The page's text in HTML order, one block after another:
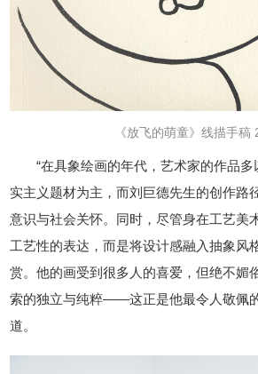
《放飞的萌童》线描手稿
“在具象绘画的年代，艺术家的作品
实主义题材为主，而刘巨德先生的创作路
意识与社会关怀。同时，尽管身在工艺美
工艺性的表达，而是将设计感融入抽象风
赏。他的画受到很多人的喜爱，但绝不媚
索的独立与纯粹——这正是他最令人敬佩
道。